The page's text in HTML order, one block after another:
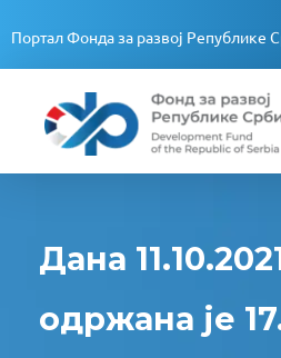
Портал Фонда за развој Републике
Fond za razvoj Republike Srbije
Дана
одржана је